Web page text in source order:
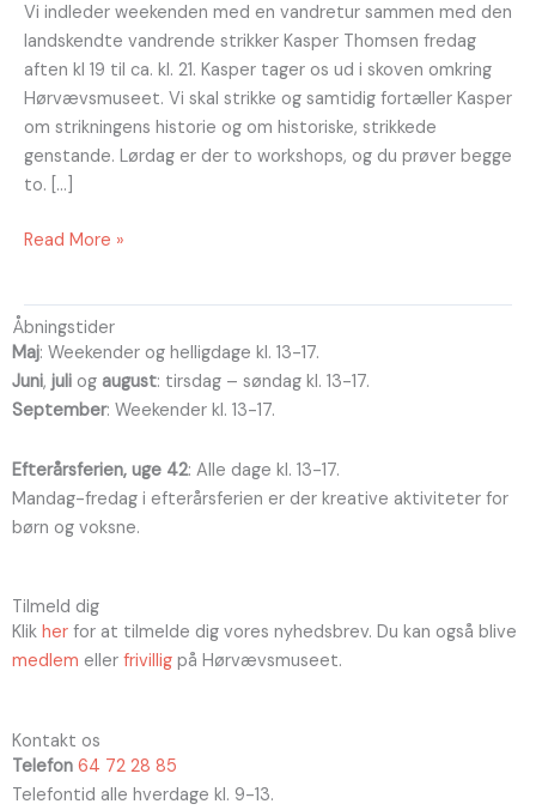
Vi indleder weekenden med en vandretur sammen med den
landskendte vandrende strikker Kasper Thomsen fredag
aften kl 19 til ca. kl. 21. Kasper tager os ud i skoven omkring
Hørvævsmuseet. Vi skal strikke og samtidig fortæller Kasper
om strikningens historie og om historiske, strikkede
genstande. Lørdag er der to workshops, og du prøver begge
to. […]
Read More »
Åbningstider
Maj: Weekender og helligdage kl. 13-17.
Juni, juli og august: tirsdag – søndag kl. 13-17.
September: Weekender kl. 13-17.
Efterårsferien, uge 42: Alle dage kl. 13-17.
Mandag-fredag i efterårsferien er der kreative aktiviteter for
børn og voksne.
Tilmeld dig
Klik her for at tilmelde dig vores nyhedsbrev. Du kan også blive
medlem eller frivillig på Hørvævsmuseet.
Kontakt os
Telefon 64 72 28 85
Telefontid alle hverdage kl. 9-13.